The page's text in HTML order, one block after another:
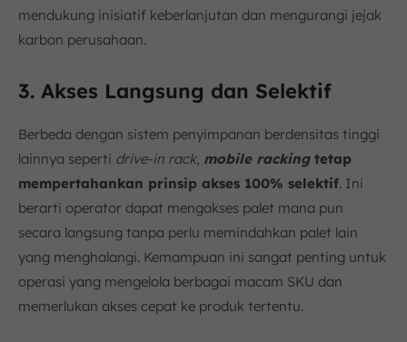
mendukung inisiatif keberlanjutan dan mengurangi jejak
karbon perusahaan.
3. Akses Langsung dan Selektif
Berbeda dengan sistem penyimpanan berdensitas tinggi
lainnya seperti drive-in rack, mobile rackingtetap
mempertahankan prinsip akses 100% selektif. Ini
berarti operator dapat mengakses palet mana pun
secara langsung tanpa perlu memindahkan palet lain
yang menghalangi. Kemampuan ini sangat penting untuk
operasi yang mengelola berbagai macam SKU dan
memerlukan akses cepat ke produk tertentu.